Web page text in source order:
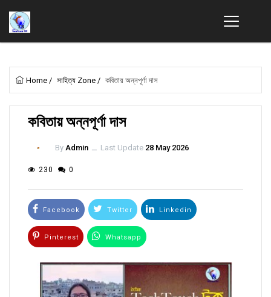
Home / সাহিত্য Zone / কবিতায় অন্নপূর্ণা দাস
কবিতায় অন্নপূর্ণা দাস
By Admin ــ Last Update 28 May 2026
230 0
Facebook Twitter Linkedin
Pinterest Whatsapp